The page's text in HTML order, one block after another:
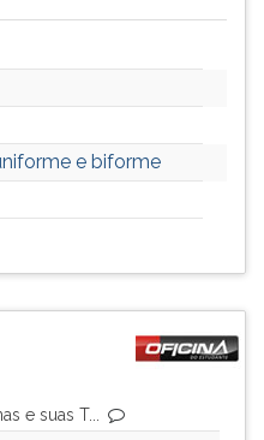
e biforme
e suas T...